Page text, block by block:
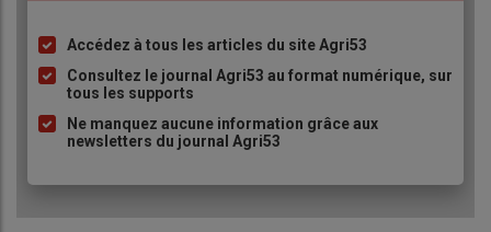
Liste
à
puce
Accédez à tous les articles du site Agri53
Consultez le journal Agri53 au format numérique, sur
tous les supports
Ne manquez aucune information grâce aux
newsletters du journal Agri53